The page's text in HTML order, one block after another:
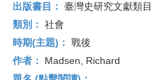
出版書目： 臺灣史研究文獻類
類別： 社會
時期(主題)： 戰後
作者：
Madsen, Richard